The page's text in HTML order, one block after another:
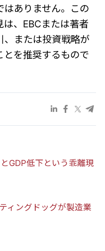
はありません。この
、EBCまたは著者
、または投資戦略が
を推奨するもので
GDP低下という乖離現
ィングドッグが製造業